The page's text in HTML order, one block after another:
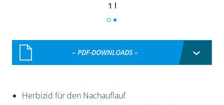
1 l
– PDF-DOWNLOADS –
Herbizid für den Nachauflauf